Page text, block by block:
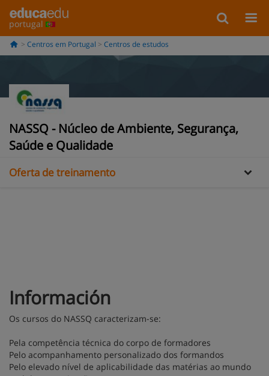
portugal
Centros em Portugal Centros de estudos
NASSQ - Núcleo de Ambiente, Segurança,
Saúde e Qualidade
Informação
Oferta de treinamento
Información
Os cursos do NASSQ caracterizam-se:
Pela competência técnica do corpo de formadores
Pelo acompanhamento personalizado dos formandos
Pelo elevado nível de aplicabilidade das matérias ao mundo